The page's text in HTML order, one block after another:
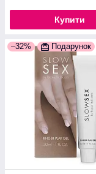
Купити
–32% Подарунок